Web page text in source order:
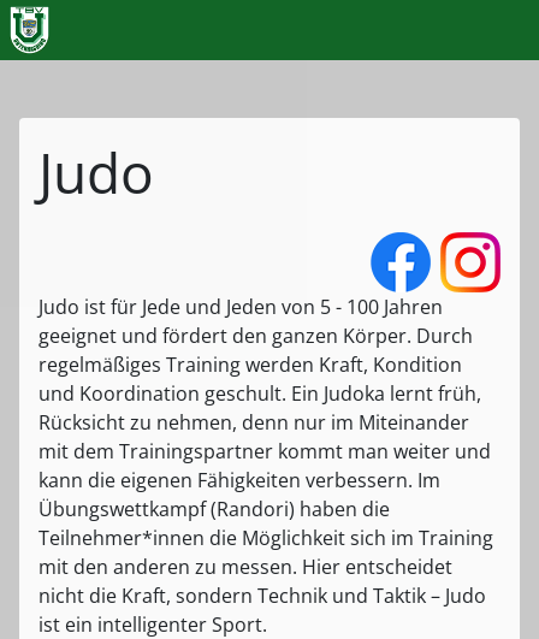
Judo
Judo ist für Jede und Jeden von 5 - 100 Jahren
geeignet und fördert den ganzen Körper. Durch
regelmäßiges Training werden Kraft, Kondition
und Koordination geschult. Ein Judoka lernt früh,
Rücksicht zu nehmen, denn nur im Miteinander
mit dem Trainingspartner kommt man weiter und
kann die eigenen Fähigkeiten verbessern. Im
Übungswettkampf (Randori) haben die
Teilnehmer*innen die Möglichkeit sich im Training
mit den anderen zu messen. Hier entscheidet
nicht die Kraft, sondern Technik und Taktik – Judo
ist ein intelligenter Sport.